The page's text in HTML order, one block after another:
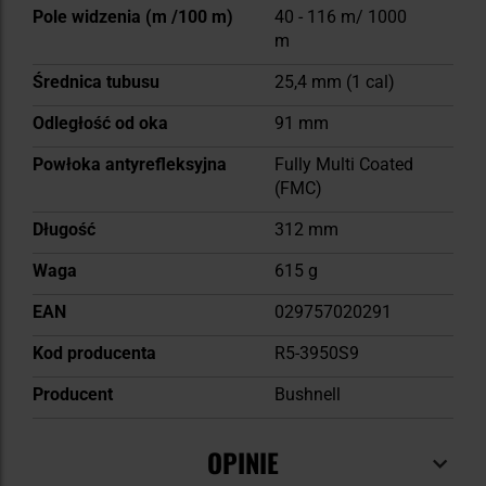
Pole widzenia (m /100 m)
40 - 116 m/ 1000
m
Średnica tubusu
25,4 mm (1 cal)
Odległość od oka
91 mm
Powłoka antyrefleksyjna
Fully Multi Coated
(FMC)
Długość
312 mm
Waga
615 g
EAN
029757020291
Kod producenta
R5-3950S9
Producent
Bushnell
OPINIE